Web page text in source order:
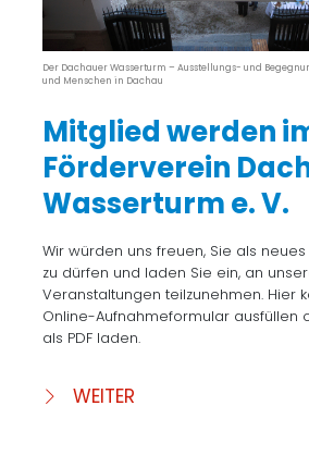
Der Dachauer Wasserturm – Ausstellungs- und
und Menschen in Dachau
Mitglied werden
Förderverein
Wasserturm e. V.
Wir würden uns freuen, Sie als
zu dürfen und laden Sie ein, an
Veranstaltungen teilzunehmen. Hier
Online-Aufnahmeformular ausfüllen
als PDF laden.
WEITER